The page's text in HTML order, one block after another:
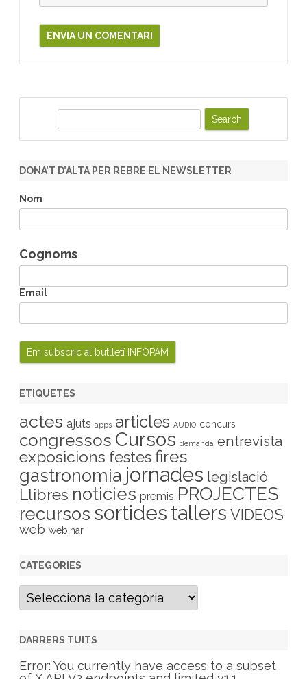
r
h
DONA’T D’ALTA PER REBRE EL NEWSLETTER
Nom
Cognoms
Email
ETIQUETES
actes ajuts apps articles AUDIO concurs
congressos Cursos demanda entrevista
exposicions festesfires
gastronomia jornades legislació
Llibres noticies premis PROJECTES
recursos sortides tallers VIDEOS
web webinar
CATEGORIES
C
g
r
DARRERS TUITS
Error: You currently have access to a subset